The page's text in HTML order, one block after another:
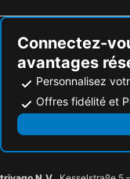
Connectez-
avantages
Personnalisez
Offres fidélité et